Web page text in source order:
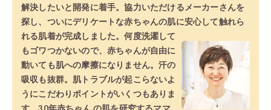
縫い代が肌に当たらない
裁縫の工夫